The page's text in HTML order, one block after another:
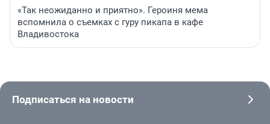
«Так неожиданно и приятно». Героиня мема
вспомнила о съемках с гуру пикапа в кафе
Владивостока
Подписаться на новости